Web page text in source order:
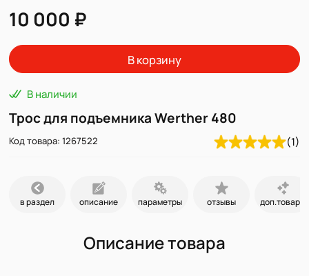
10 000 ₽
В корзину
В наличии
Трос для подъемника Werther 480
Код товара: 1267522 (1)
в раздел описание параметры отзывы доп.товары
Описание товара